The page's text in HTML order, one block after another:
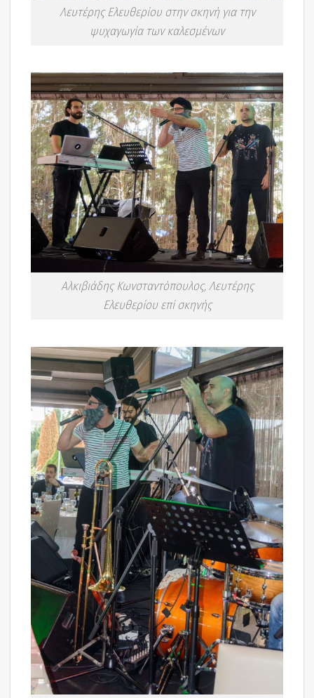
Λευτέρης Ελευθερίου στην σκηνή για την
ψυχαγωγία των καλεσμένων
Αλκιβιάδης Κωνσταντόπουλος, Λευτέρης
Ελευθερίου επί σκηνής